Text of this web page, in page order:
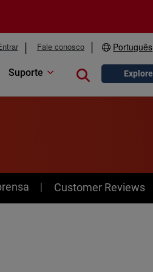
Fale conosco Português
Suporte Close search
Explore
Customer Reviews